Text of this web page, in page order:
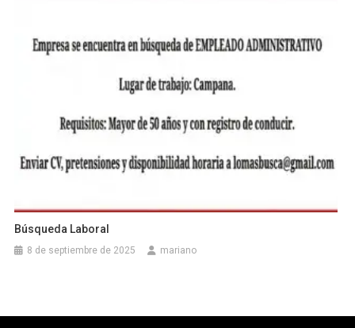
Búsqueda Laboral
8 de septiembre de 2025 mariano